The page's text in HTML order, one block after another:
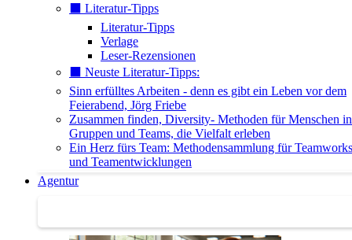
⬛️ Literatur-Tipps
Literatur-Tipps
Verlage
Leser-Rezensionen
⬛️ Neuste Literatur-Tipps:
Sinn erfülltes Arbeiten - denn es gibt ein Leben vor dem
Feierabend, Jörg Friebe
Zusammen finden, Diversity- Methoden für Menschen in
Gruppen und Teams, die Vielfalt erleben
Ein Herz fürs Team: Methodensammlung für
und Teamentwicklungen
Agentur